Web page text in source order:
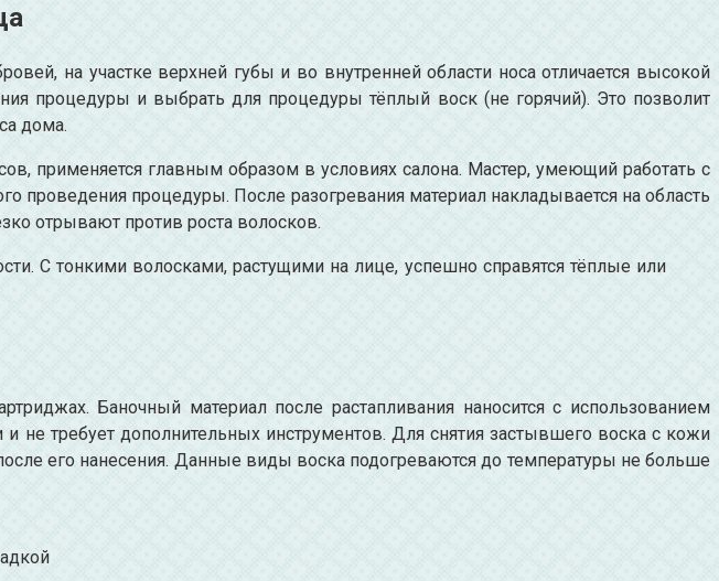
на участке верхней губы и во внутренней области носа отличается высокой
процедуры и выбрать для процедуры тёплый воск (не горячий). Это позволит
дома.
применяется главным образом в условиях салона. Мастер, умеющий работать с
проведения процедуры. После разогревания материал накладывается на область
отрывают против роста волосков.
С тонкими волосками, растущими на лице, успешно справятся тёплые или
Баночный материал после растапливания наносится с использованием
не требует дополнительных инструментов. Для снятия застывшего воска с кожи
его нанесения. Данные виды воска подогреваются до температуры не больше